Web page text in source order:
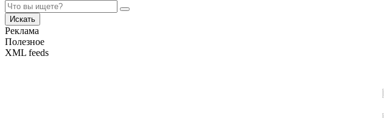
Искать
Реклама
Полезное
XML feeds